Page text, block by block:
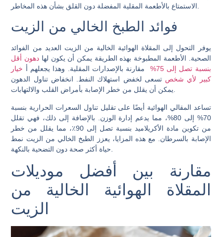
فوائد الطبخ الخالي من الزيت
يوفر التحول إلى المقلاة الهوائية الخالية من الزيت العديد من الفوائد
الصحية. الأطعمة المطبوخة بهذه الطريقة يمكن أن يكون لها دهون أقل
بنسبة تصل إلى 75%
مقارنة بالإصدارات المقلية. وهذا يجعلهم أ خيار
كبير لأي شخص تسعى لخفض استهلاك النفط. انخفاض تناول الدهون
تساعد المقالي الهوائية أيضًا على تقليل تناول السعرات الحرارية بنسبة
70% إلى 80%، مما يدعم إدارة الوزن. بالإضافة إلى ذلك، فهي تقلل
من تكوين مادة الأكريلاميد بنسبة تصل إلى 90٪، مما يقلل من خطر
الإصابة بالسرطان. مع هذه المزايا، يعزز الطبخ الخالي من الزيت نمط
مقارنة بين أفضل موديلات
المقلاة الهوائية الخالية من
الزيت